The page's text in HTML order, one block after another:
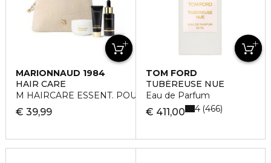
MARIONNAUD 1984
HAIR CARE
M HAIRCARE ESSENT. POUCH VANES
€ 39,99
TOM FORD
TUBÉREUSE NUE
Eau de Parfum
€ 411,00 4 466